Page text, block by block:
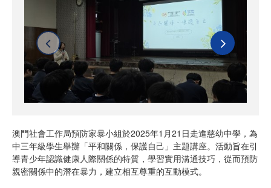
澳門社會工作局預防家暴小組於2025年1月21日走進慈幼中學，為
中三年級學生舉辦「平和關係，保護自己」主題講座。活動旨在引
導青少年認識健康人際關係的特質，學習實用溝通技巧，從而預防
親密關係中的潛在暴力，建立相互尊重的互動模式。